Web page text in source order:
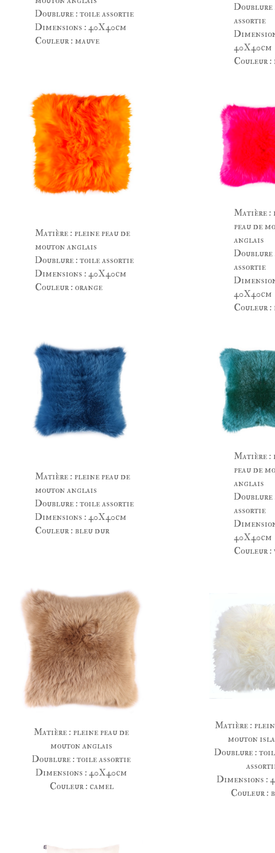
Doublure : toile assortie
Dimensions : 40X40cm
Couleur : mauve
assortie
40X40cm
Couleur :
Matière : pleine peau de
mouton anglais
Doublure : toile assortie
Dimensions : 40X40cm
Couleur : orange
Matière :
peau de
anglais
assortie
40X40cm
Couleur :
Matière : pleine peau de
mouton anglais
Doublure : toile assortie
Dimensions : 40X40cm
Couleur : bleu dur
Matière :
peau de
anglais
assortie
40X40cm
Couleur :
Matière : pleine peau de
mouton anglais
Doublure : toile assortie
Dimensions : 40X40cm
Couleur : camel
Matière :
mouton
Doublure :
Dimensions :
Couleur :